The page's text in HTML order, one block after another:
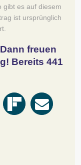
gibt es auf diesem
ist ursprünglich
freuen
Bereits 441